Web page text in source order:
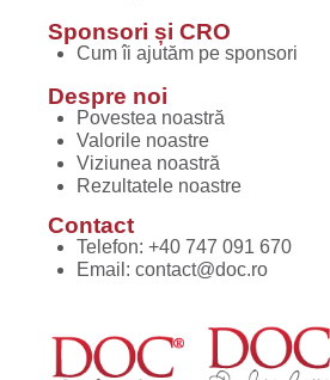
Sponsori și CRO
Cum îi ajutăm pe sponsori
Despre noi
Povestea noastră
Valorile noastre
Viziunea noastră
Rezultatele noastre
Contact
Telefon: +40 747 091 670
Email: contact@doc.ro